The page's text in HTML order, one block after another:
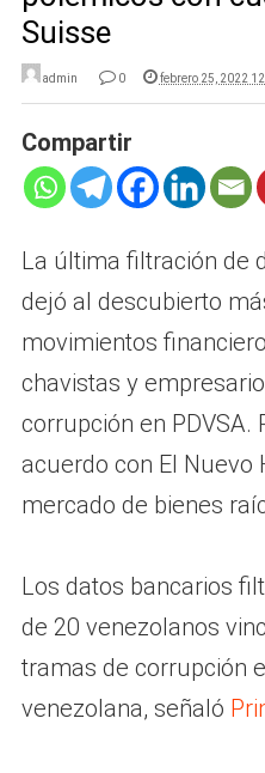
Suisse
admin 0 febrero 25, 2022
Compartir
La última filtración de
dejó al descubierto
movimientos
chavistas y
corrupción en PDVSA.
acuerdo con El Nuevo
mercado de bienes
Los datos bancarios
de 20 venezolanos
tramas de corrupción
venezolana, señaló